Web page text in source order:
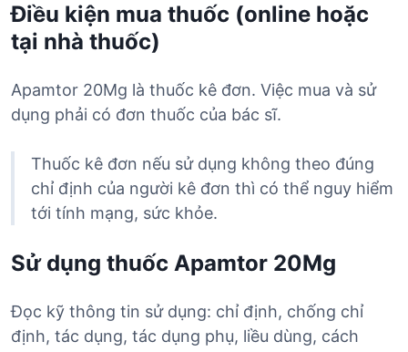
Điều kiện mua thuốc (online hoặc
tại nhà thuốc)
Apamtor 20Mg là thuốc kê đơn. Việc mua và sử
dụng phải có đơn thuốc của bác sĩ.
Thuốc kê đơn nếu sử dụng không theo đúng
chỉ định của người kê đơn thì có thể nguy hiểm
tới tính mạng, sức khỏe.
Sử dụng thuốc Apamtor 20Mg
Đọc kỹ thông tin sử dụng: chỉ định, chống chỉ
định, tác dụng, tác dụng phụ, liều dùng, cách